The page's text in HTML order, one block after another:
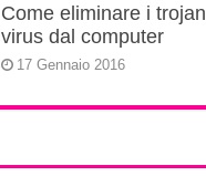
Come eliminare i trojan
virus dal computer
17 Gennaio 2016